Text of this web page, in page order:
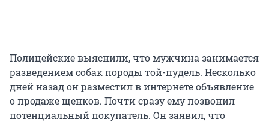
Полицейские выяснили, что мужчина занимается
разведением собак породы той-пудель. Несколько
дней назад он разместил в интернете объявление
о продаже щенков. Почти сразу ему позвонил
потенциальный покупатель. Он заявил, что